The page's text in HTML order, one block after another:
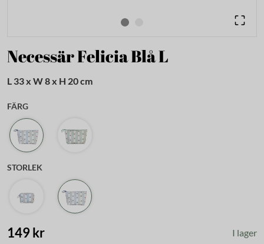
Necessär Felicia Blå L
L 33 x W 8 x H 20 cm
FÄRG
STORLEK
149 kr I lager